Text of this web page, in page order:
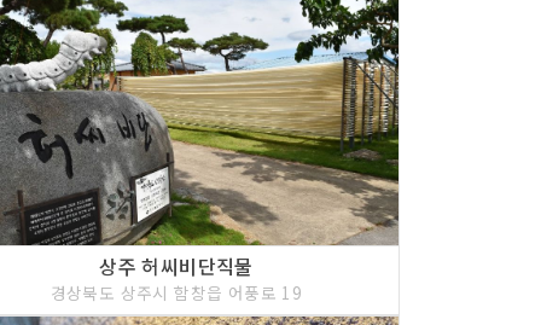
상주 허씨비단직물
경상북도 상주시 함창읍 어풍로 19